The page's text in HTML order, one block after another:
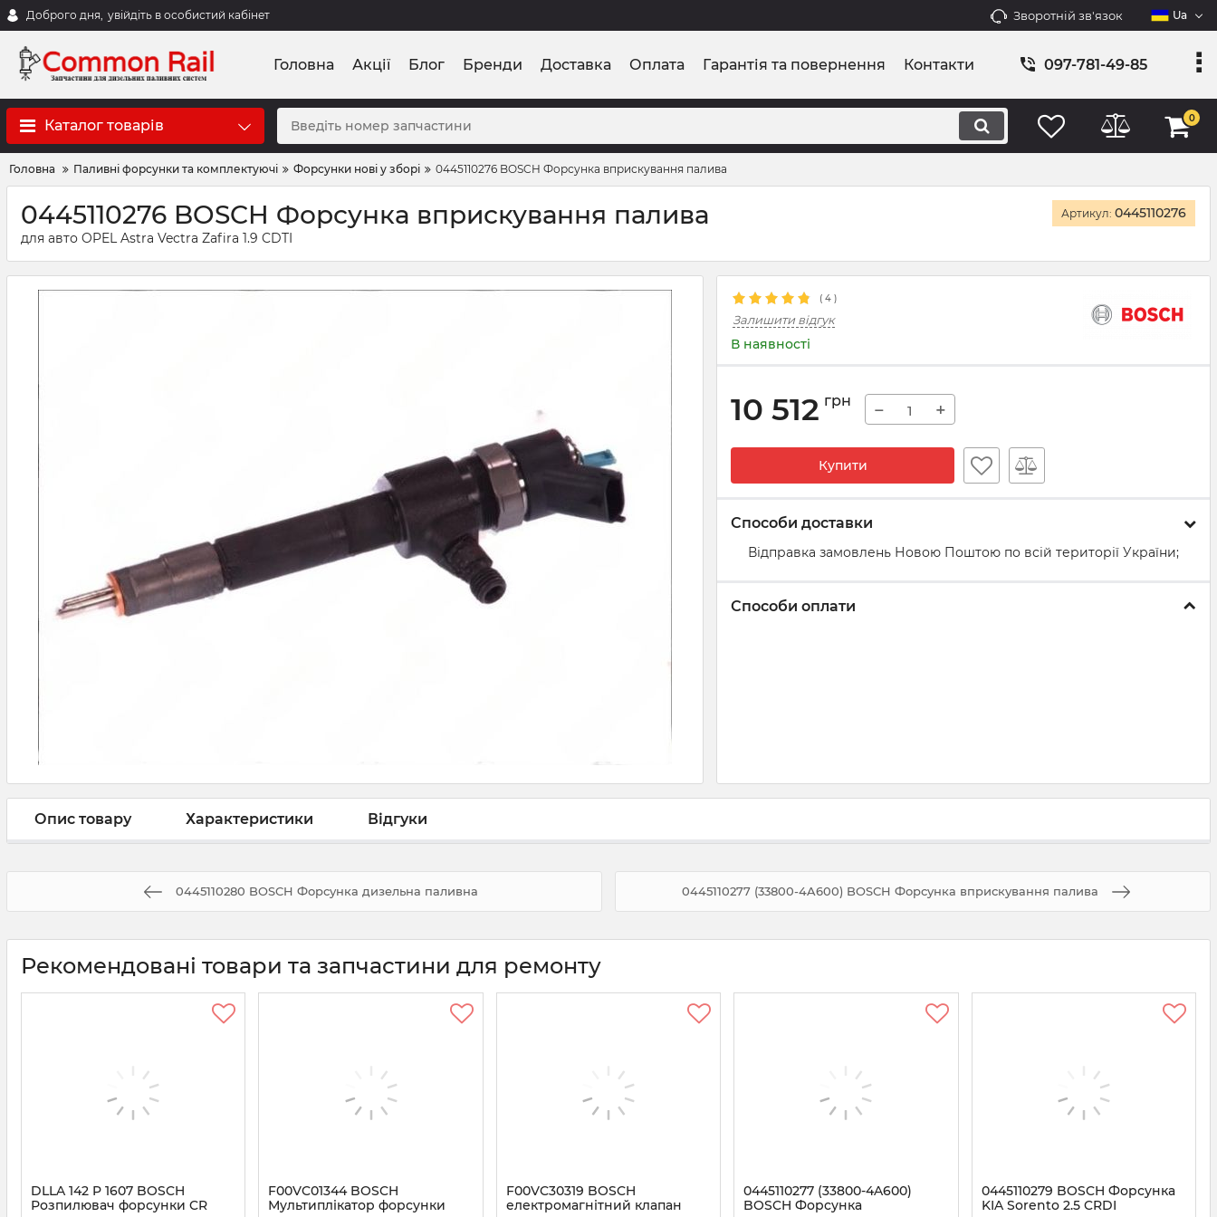
Доброго дня, увійдіть в особистий кабінет Зворотній зв'язок Ua
Головна Акції Блог Бренди Доставка Оплата Гарантія та повернення Контакти 097-781-49-85
Каталог товарів 0
Головна Паливні форсунки та комплектуючі Форсунки нові у зборі 0445110276 BOSCH Форсунка вприскування палива
0445110276 BOSCH Форсунка вприскування палива
для авто OPEL Astra Vectra Zafira 1.9 CDTI
Артикул: 0445110276
( 4 )
Залишити відгук
В наявності
10 512 грн − +
Купити
Способи доставки
Відправка замовлень Новою Поштою по всій території України;
Способи оплати
Опис товару Характеристики Відгуки
0445110280 BOSCH Форсунка дизельна паливна 0445110277 (33800-4A600) BOSCH Форсунка вприскування палива
Рекомендовані товари та запчастини для ремонту
DLLA 142 P 1607 BOSCH
Розпилювач форсунки CR
F00VC01344 BOSCH
Мультиплікатор форсунки
F00VC30319 BOSCH
електромагнітний клапан
0445110277 (33800-4A600)
BOSCH Форсунка
0445110279 BOSCH Форсунка
KIA Sorento 2.5 CRDI